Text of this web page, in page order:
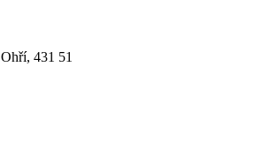
431 51